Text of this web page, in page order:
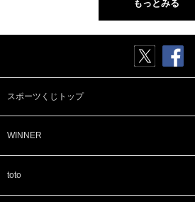
もっとみる
スポーツくじトップ
WINNER
toto